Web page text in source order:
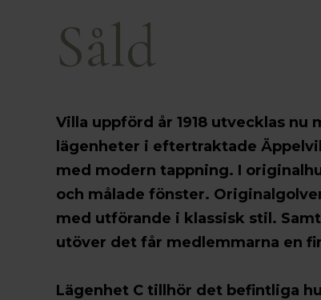
Såld
Villa uppförd år 1918 utvecklas
lägenheter i eftertraktade
med modern tappning. I
och målade fönster.
med utförande i klassisk stil.
utöver det får medlemmarna en
Lägenhet C tillhör det befintliga